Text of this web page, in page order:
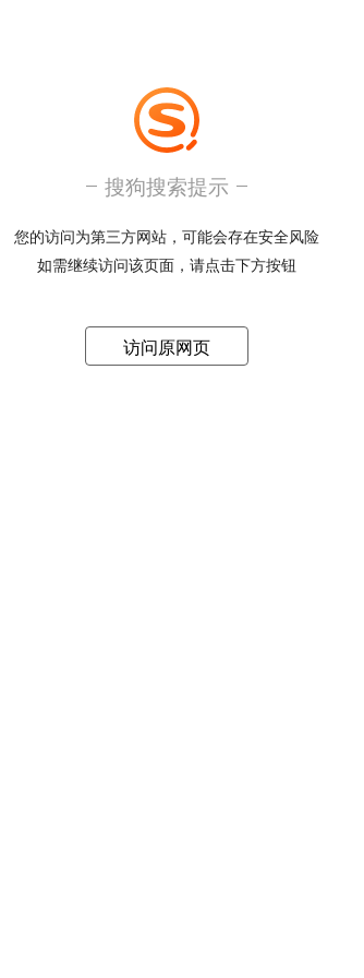
搜狗搜索提示
您的访问为第三方网站，可能会存在安全风险
如需继续访问该页面，请点击下方按钮
访问原网页